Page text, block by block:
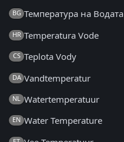
BG Температура на Водата
HR Temperatura Vode
CS Teplota Vody
DA Vandtemperatur
NL Watertemperatuur
EN Water Temperature